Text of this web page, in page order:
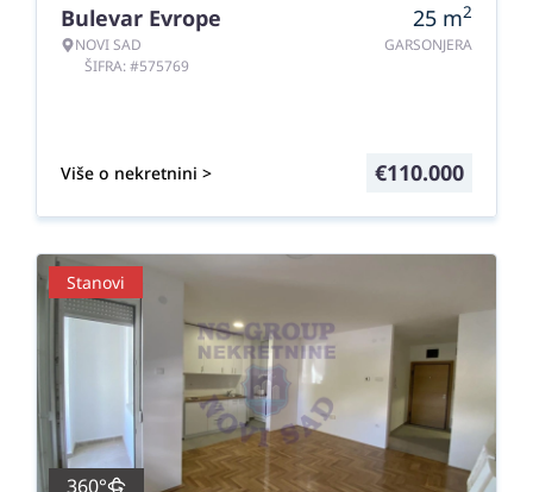
Bulevar Evrope
NOVI SAD
ŠIFRA: #575769
25 m2
GARSONJERA
Više o nekretnini > €110.000
Stanovi
360°